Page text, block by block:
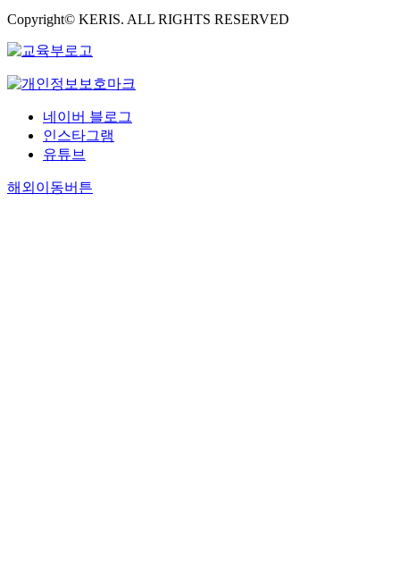
Copyright© KERIS. ALL RIGHTS RESERVED
네이버 블로그
인스타그램
유튜브
해외이동버튼